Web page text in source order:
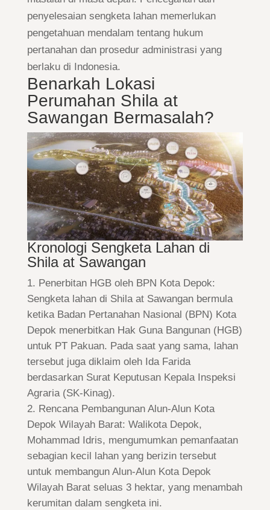
penyelesaian sengketa lahan memerlukan
pengetahuan mendalam tentang hukum
pertanahan dan prosedur administrasi yang
berlaku di Indonesia.
Benarkah Lokasi
Perumahan Shila at
Sawangan Bermasalah?
Kronologi Sengketa Lahan di
Shila at Sawangan
Penerbitan HGB oleh BPN Kota Depok:
Sengketa lahan di Shila at Sawangan bermula
ketika Badan Pertanahan Nasional (BPN) Kota
Depok menerbitkan Hak Guna Bangunan (HGB)
untuk PT Pakuan. Pada saat yang sama, lahan
tersebut juga diklaim oleh Ida Farida
berdasarkan Surat Keputusan Kepala Inspeksi
Agraria (SK-Kinag).
Rencana Pembangunan Alun-Alun Kota
Depok Wilayah Barat: Walikota Depok,
Mohammad Idris, mengumumkan pemanfaatan
sebagian kecil lahan yang berizin tersebut
untuk membangun Alun-Alun Kota Depok
Wilayah Barat seluas 3 hektar, yang menambah
kerumitan dalam sengketa ini.